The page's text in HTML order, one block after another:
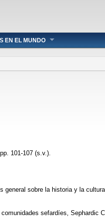
EN EL MUNDO
101-107 (s.v.).
sobre la historia y la
sefardíes, Sephardic